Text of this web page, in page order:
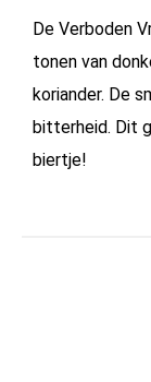
De Verboden
tonen van
koriander. De
bitterheid. Dit
biertje!